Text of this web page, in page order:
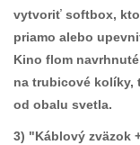
vytvoriť softbox,
priamo alebo
Kino flom
na trubicové kolíky,
od obalu svetla.
3) "Káblový zväzok